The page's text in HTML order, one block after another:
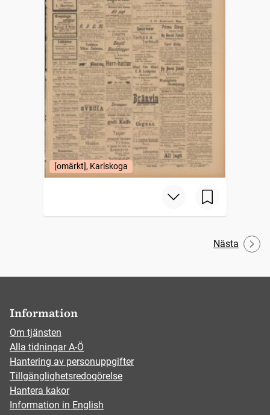
[omärkt], Karlskoga
Nästa
Information
Om tjänsten
Alla tidningar A-Ö
Hantering av personuppgifter
Tillgänglighetsredogörelse
Hantera kakor
Information in English